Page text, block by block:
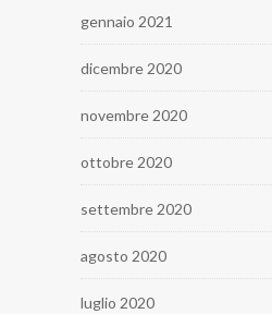
gennaio 2021
dicembre 2020
novembre 2020
ottobre 2020
settembre 2020
agosto 2020
luglio 2020